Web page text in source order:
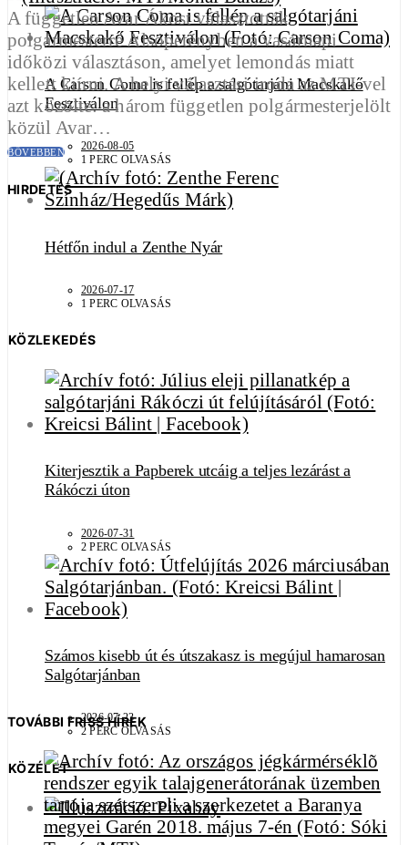
A Carson Coma is fellép a salgótarjáni Macskakő
Fesztiválon
2026-08-05
1 PERC OLVASÁS
Hétfőn indul a Zenthe Nyár
2026-07-17
1 PERC OLVASÁS
KÖZLEKEDÉS
Kiterjesztik a Papberek utcáig a teljes lezárást a
Rákóczi úton
2026-07-31
2 PERC OLVASÁS
Számos kisebb út és útszakasz is megújul hamarosan
Salgótarjánban
2026-07-23
2 PERC OLVASÁS
KÖZÉLET
A független Avar Ákost választották
polgármesterré Alsópetényben a vasárnapi
időközi választáson, amelyet lemondás miatt
kellett kiírni. A helyi választási iroda az MTI-vel
azt közölte: a három független polgármesterjelölt
közül Avar…
BŐVEBBEN
HIRDETÉS
TOVÁBBI FRISS HÍREK